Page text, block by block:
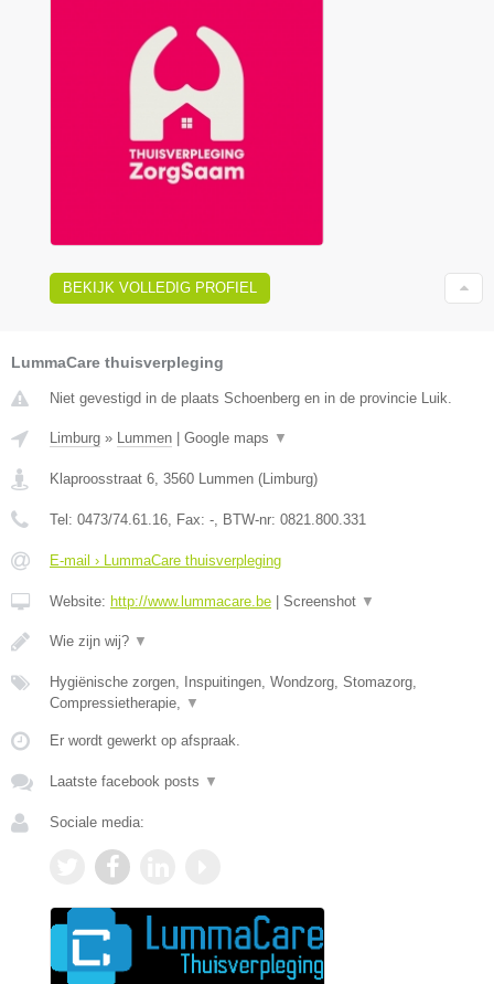
BEKIJK VOLLEDIG PROFIEL
LummaCare thuisverpleging
Niet gevestigd in de plaats Schoenberg en in de provincie Luik.
Limburg » Lummen Google maps ▼
Klaproosstraat 6, 3560 Lummen (Limburg)
Tel: 0473/74.61.16, Fax: -, BTW-nr: 0821.800.331
E-mail › LummaCare thuisverpleging
Website: http://www.lummacare.be Screenshot ▼
Wie zijn wij? ▼
Hygiënische zorgen, Inspuitingen, Wondzorg, Stomazorg,
Compressietherapie, ▼
Er wordt gewerkt op afspraak.
Laatste facebook posts ▼
Sociale media: